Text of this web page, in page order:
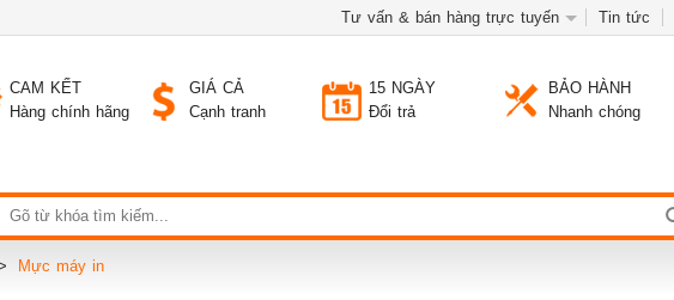
Tư vấn & bán hàng trực tuyến Tin tức
CAM KẾT
Hàng chính hãng
GIÁ CẢ
Cạnh tranh
15 NGÀY
Đổi trả
BẢO HÀNH
Nhanh chóng
Mực máy in